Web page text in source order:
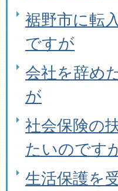
裾野市に転
ですが
会社を辞め
が
社会保険の
たいのです
生活保護を